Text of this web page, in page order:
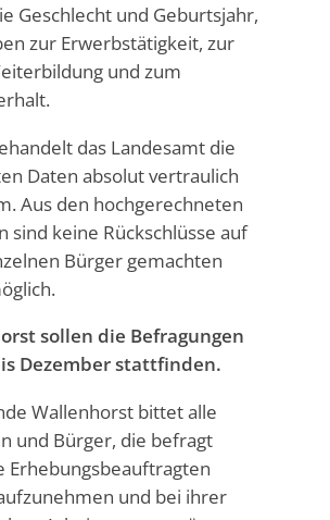
Geschlecht und Geburtsjahr,
zur Erwerbstätigkeit, zur
und zum
das Landesamt die
Daten absolut vertraulich
Aus den hochgerechneten
sind keine Rückschlüsse auf
Bürger gemachten
sollen die Befragungen
Dezember stattfinden.
Wallenhorst bittet alle
und Bürger, die befragt
Erhebungsbeauftragten
und bei ihrer